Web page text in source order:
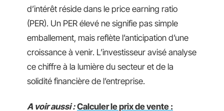
d’intérêt réside dans le price earning ratio
(PER). Un PER élevé ne signifie pas simple
emballement, mais reflète l’anticipation d’une
croissance à venir. L’investisseur avisé analyse
ce chiffre à la lumière du secteur et de la
solidité financière de l’entreprise.
A voir aussi : Calculer le prix de vente :